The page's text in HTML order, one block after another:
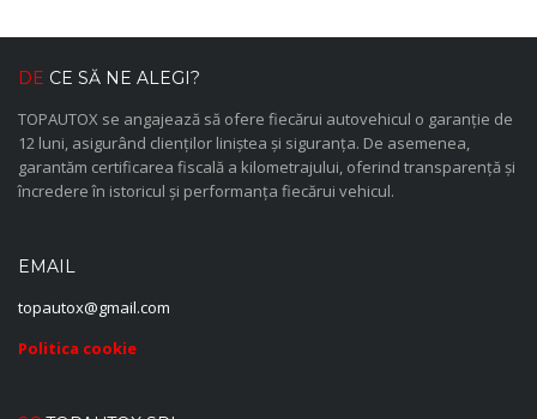
DE CE SĂ NE ALEGI?
TOPAUTOX se angajează să ofere fiecărui autovehicul o garanție de
12 luni, asigurând clienților liniștea și siguranța. De asemenea,
garantăm certificarea fiscală a kilometrajului, oferind transparență și
încredere în istoricul și performanța fiecărui vehicul.
EMAIL
topautox@gmail.com
Politica cookie